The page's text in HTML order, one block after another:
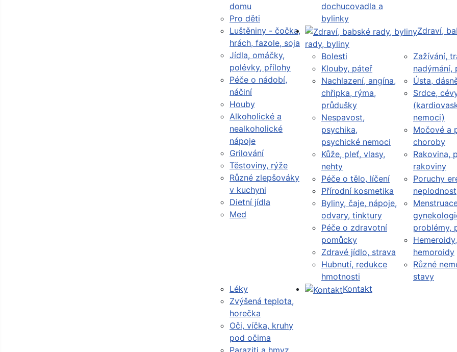
domu
Pro děti
dochucovadla a
bylinky
Luštěniny - čočka,
hrách, fazole, soja
Jídla, omáčky,
polévky, přílohy
Péče o nádobí,
náčiní
Houby
Alkoholické a
nealkoholické
nápoje
Grilování
Těstoviny, rýže
Různé zlepšováky
v kuchyni
Dietní jídla
Med
Zdraví,
rady, byliny
Bolesti
Klouby, páteř
Nachlazení, angína,
chřipka, rýma,
průdušky
Nespavost,
psychika,
psychické nemoci
Kůže, pleť, vlasy,
nehty
Péče o tělo, líčení
Přírodní kosmetika
Byliny, čaje, nápoje,
odvary, tinktury
Péče o zdravotní
pomůcky
Zdravé jídlo, strava
Hubnutí, redukce
hmotnosti
Zažívání,
nadýmání,
Ústa,
Srdce,
nemoci)
Močové a
choroby
Rakovina,
rakoviny
Poruchy
neplodnost
problémy,
Hemeroidy,
hemoroidy
Různé
stavy
Léky
Zvýšená teplota,
horečka
Oči, víčka, kruhy
pod očima
Kontakt